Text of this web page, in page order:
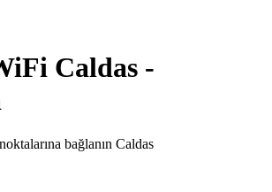
Caldas -
bağlanın Caldas